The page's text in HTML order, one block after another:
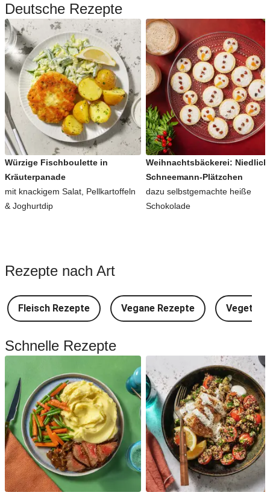
Deutsche Rezepte
Würzige Fischboulette in
Kräuterpanade
mit knackigem Salat, Pellkartoffeln
& Joghurtdip
Weihnachtsbäckerei:
Schneemann-Plätzchen
dazu selbstgemachte heiße
Schokolade
Rezepte nach Art
Fleisch Rezepte Vegane Rezepte
Schnelle Rezepte